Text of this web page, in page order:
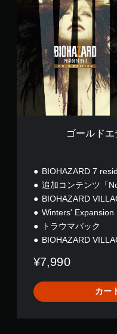
エ
デ
ィ
シ
ョ
ン
バ
ド
ゴールド
BIOHAZARD 7
追加コンテンツ「
BIOHAZARD
Winters' Expansion
トラウマパック
BIOHAZARD
¥7,990
カー